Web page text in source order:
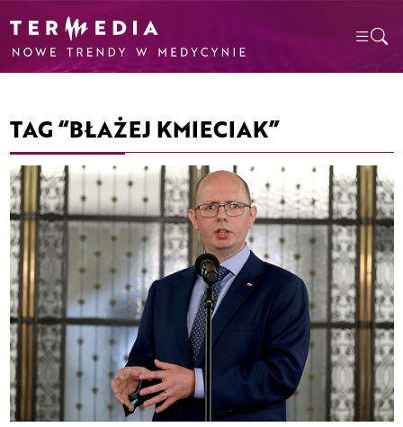
TAG “BŁAŻEJ KMIECIAK”